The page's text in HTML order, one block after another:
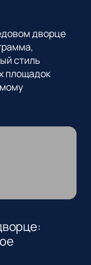
дворце
стиль
площадок